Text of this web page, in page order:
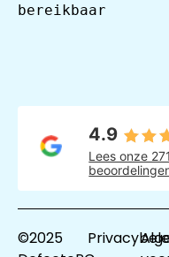
bereikbaar
©2025
4.9
Lees onze 271